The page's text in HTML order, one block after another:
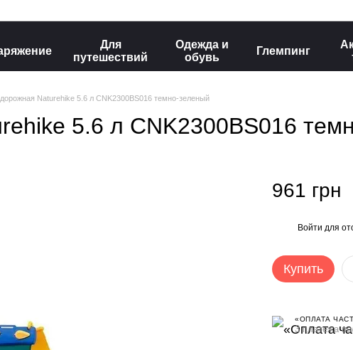
Для
путешествий
Одежда и
обувь
Глемпинг
Naturehike 5.6 л CNK2300BS016 темно-зеленый
5.6 л CNK2300BS016
961 грн
Войти для
Купить
«ОПЛАТА
3 платежа